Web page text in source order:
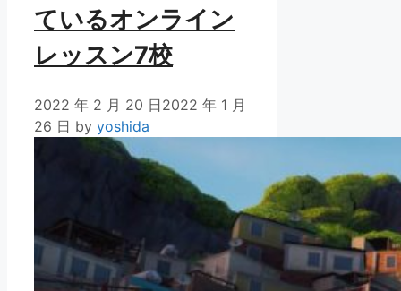
ているオンライン
レッスン7校
2022 年 2 月 20 日2022 年 1 月
26 日 by yoshida